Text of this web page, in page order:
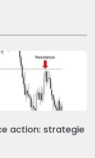
action: strategie